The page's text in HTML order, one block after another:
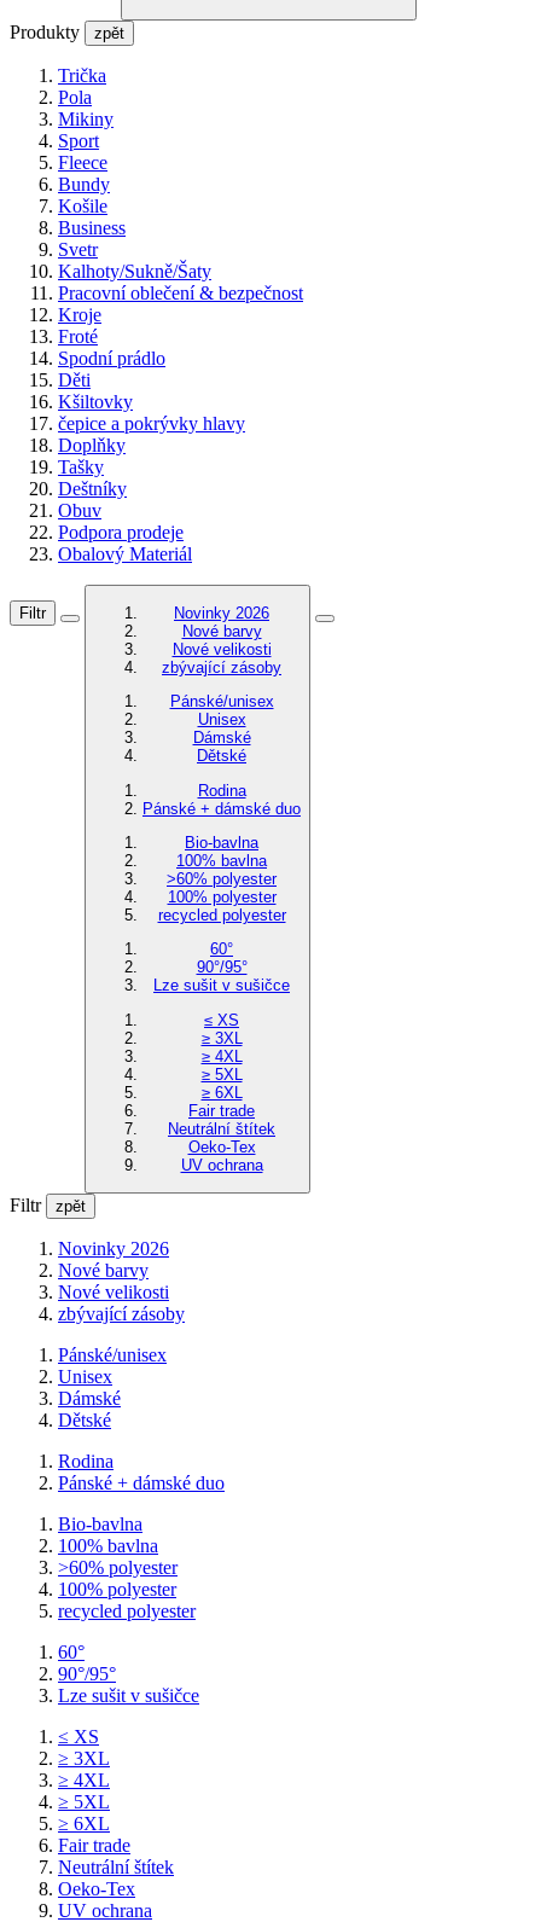
Produkty zpět
Trička
Pola
Mikiny
Sport
Fleece
Bundy
Košile
Business
Svetr
Kalhoty/Sukně/Šaty
Pracovní oblečení & bezpečnost
Kroje
Froté
Spodní prádlo
Děti
Kšiltovky
čepice a pokrývky hlavy
Doplňky
Tašky
Deštníky
Obuv
Podpora prodeje
Obalový Materiál
Filtr
Novinky 2026
Nové barvy
Nové velikosti
zbývající zásoby
Pánské/unisex
Unisex
Dámské
Dětské
Rodina
Pánské + dámské duo
Bio-bavlna
100% bavlna
>60% polyester
100% polyester
recycled polyester
60°
90°/95°
Lze sušit v sušičce
≤ XS
≥ 3XL
≥ 4XL
≥ 5XL
≥ 6XL
Fair trade
Neutrální štítek
Oeko-Tex
UV ochrana
Filtr zpět
Novinky 2026
Nové barvy
Nové velikosti
zbývající zásoby
Pánské/unisex
Unisex
Dámské
Dětské
Rodina
Pánské + dámské duo
Bio-bavlna
100% bavlna
>60% polyester
100% polyester
recycled polyester
60°
90°/95°
Lze sušit v sušičce
≤ XS
≥ 3XL
≥ 4XL
≥ 5XL
≥ 6XL
Fair trade
Neutrální štítek
Oeko-Tex
UV ochrana